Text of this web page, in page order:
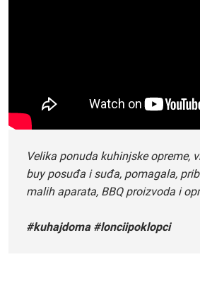
Velika ponuda kuhinjske opreme,
buy posuđa i suđa, pomagala,
malih aparata, BBQ proizvoda i
#kuhajdoma #lonciipoklopci